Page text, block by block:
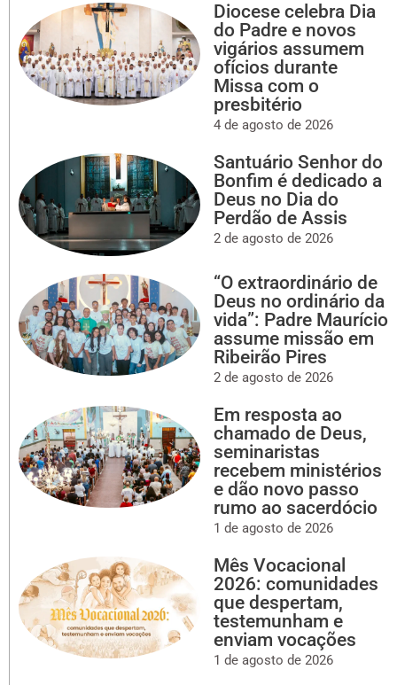
Diocese celebra Dia
do Padre e novos
vigários assumem
ofícios durante
Missa com o
presbitério
4 de agosto de 2026
Santuário Senhor do
Bonfim é dedicado a
Deus no Dia do
Perdão de Assis
2 de agosto de 2026
“O extraordinário de
Deus no ordinário da
vida”: Padre Maurício
assume missão em
Ribeirão Pires
2 de agosto de 2026
Em resposta ao
chamado de Deus,
seminaristas
recebem ministérios
e dão novo passo
rumo ao sacerdócio
1 de agosto de 2026
Mês Vocacional
2026: comunidades
que despertam,
testemunham e
enviam vocações
1 de agosto de 2026